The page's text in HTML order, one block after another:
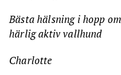
Bästa hälsning i hopp
härlig aktiv vallhund
Charlotte